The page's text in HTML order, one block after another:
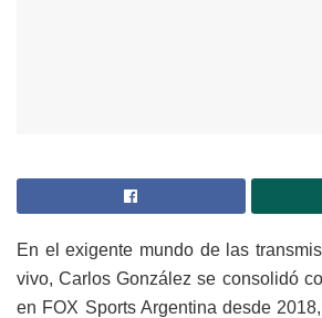
En el exigente mundo de las
vivo, Carlos González se consolidó
en FOX Sports Argentina desde